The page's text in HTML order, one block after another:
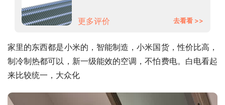
更多评价 去看看 >>
家里的东西都是小米的，智能制造，小米国货，性价比高，
制冷制热都可以，新一级能效的空调，不怕费电。白电看起
来比较统一，大众化